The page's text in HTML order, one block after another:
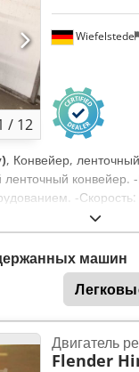
/ 12
Wiefelstede
, Конвейер,
конвейер.
-
-Привод: 0,12
мм. -Расстояние
H930 мм. -Вес: 92
машин
Двигатель
Flender